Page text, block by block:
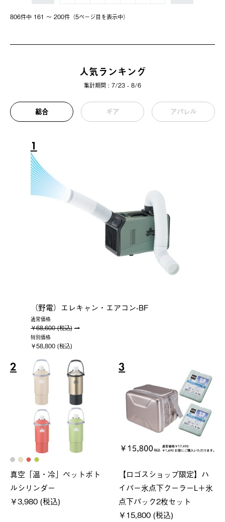
806件中 161 〜 200件（5ページ⽬を表⽰中）
人気ランキング
集計期間 : 7/23 - 8/6
総合 ギア アパレル
1
（野電）エレキャン・エアコン-BF
通常価格
￥68,600 (税込)
特別価格
￥58,800 (税込)
2
真空「温・冷」ペットボト
ルシリンダー
￥3,980 (税込)
3
【ロゴスショップ限定】ハ
イパー氷点下クーラーL＋氷
点下パック2枚セット
￥15,800 (税込)